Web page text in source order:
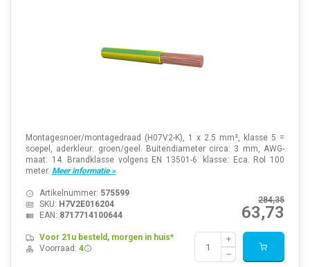
Montagesnoer/montagedraad (H07V2-K), 1 x 2.5 mm², klasse 5 =
soepel, aderkleur: groen/geel. Buitendiameter circa: 3 mm, AWG-
maat: 14. Brandklasse volgens EN 13501-6: klasse: Eca. Rol 100
meter. Meer informatie »
284,35
63,73
Artikelnummer: 575599
SKU: H7V2E016204
EAN: 8717714100644
Voor 21u besteld, morgen in huis*
Voorraad: 4